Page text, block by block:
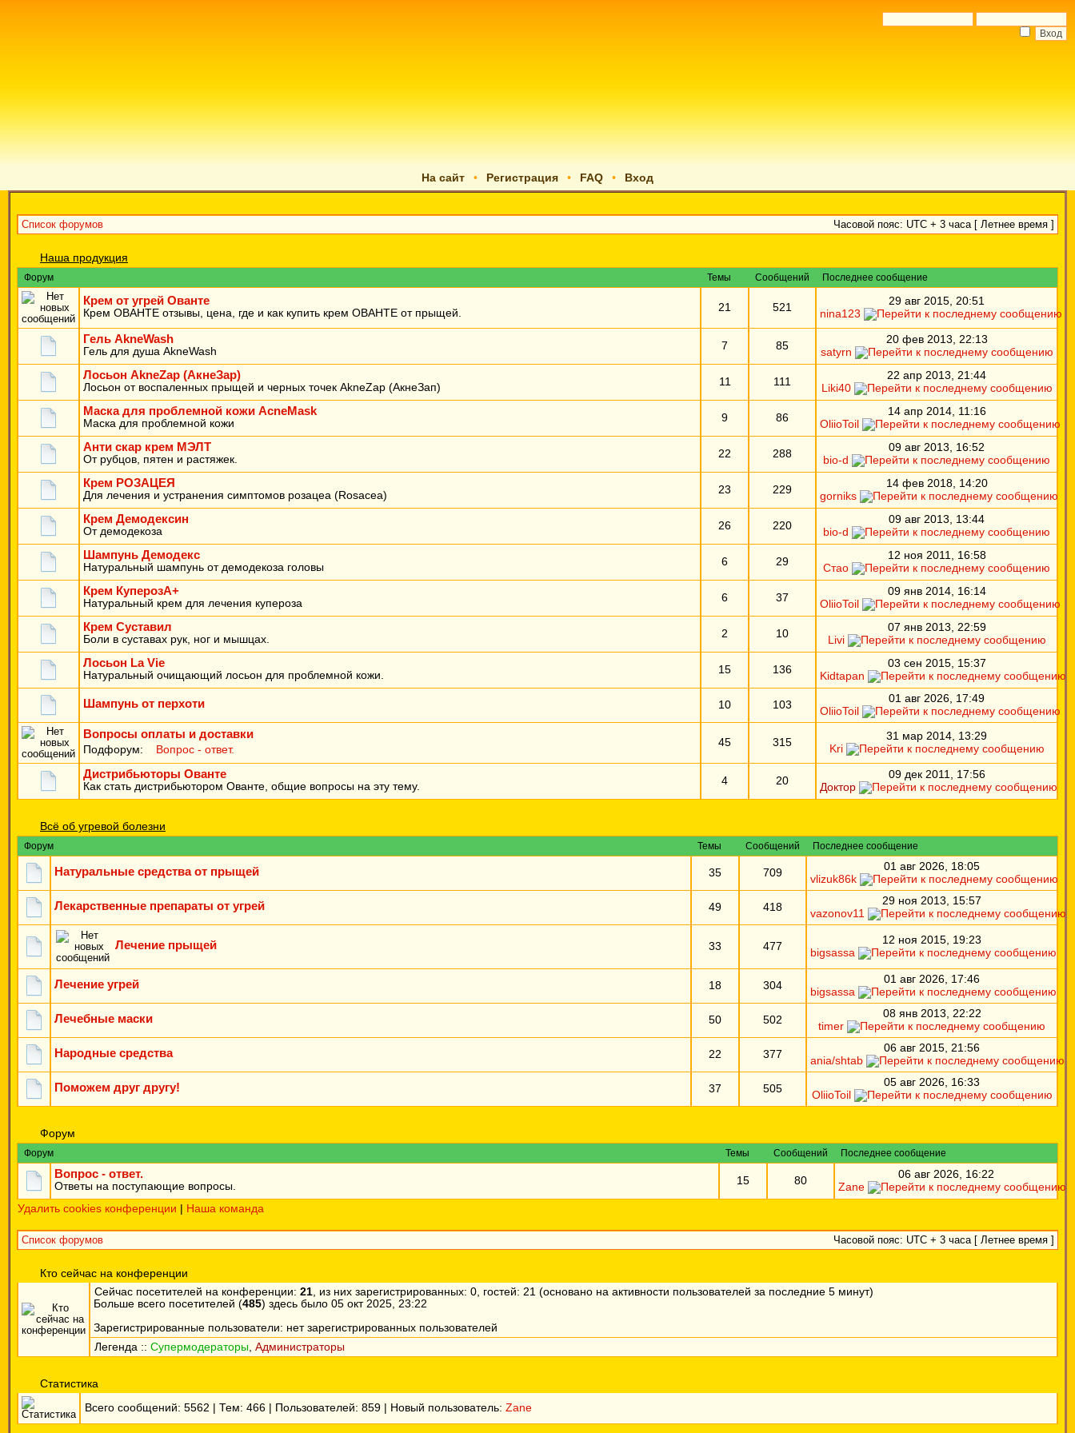
На сайт • Регистрация • FAQ • Вход
Список форумов Часовой пояс: UTC + 3 часа [ Летнее время ]
Наша продукция
Форум Темы Сообщений Последнее сообщение
Крем от угрей Ованте
Крем ОВАНТЕ отзывы, цена, где и как купить крем ОВАНТЕ от прыщей. 21 521
29 авг 2015, 20:51
nina123
Гель AkneWash
Гель для душа AkneWash 7 85
20 фев 2013, 22:13
satyrn
Лосьон AkneZap (АкнеЗар)
Лосьон от воспаленных прыщей и черных точек AkneZap (АкнеЗап) 11 111
22 апр 2013, 21:44
Liki40
Маска для проблемной кожи AcneMask
Маска для проблемной кожи 9 86
14 апр 2014, 11:16
OliioToil
Анти скар крем МЭЛТ
От рубцов, пятен и растяжек. 22 288
09 авг 2013, 16:52
bio-d
Крем РОЗАЦЕЯ
Для лечения и устранения симптомов розацеа (Rosacea) 23 229
14 фев 2018, 14:20
gorniks
Крем Демодексин
От демодекоза 26 220
09 авг 2013, 13:44
bio-d
Шампунь Демодекс
Натуральный шампунь от демодекоза головы 6 29
12 ноя 2011, 16:58
Стао
Крем КуперозА+
Натуральный крем для лечения купероза 6 37
09 янв 2014, 16:14
OliioToil
Крем Суставил
Боли в суставах рук, ног и мышцах. 2 10
07 янв 2013, 22:59
Livi
Лосьон La Vie
Натуральный очищающий лосьон для проблемной кожи. 15 136
03 сен 2015, 15:37
Kidtapan
Шампунь от перхоти 10 103
01 авг 2026, 17:49
OliioToil
Вопросы оплаты и доставки
Подфорум: Вопрос - ответ.
45 315
31 мар 2014, 13:29
Kri
Дистрибьюторы Ованте
Как стать дистрибьютором Ованте, общие вопросы на эту тему. 4 20
09 дек 2011, 17:56
Доктор
Всё об угревой болезни
Форум Темы Сообщений Последнее сообщение
Натуральные средства от прыщей 35 709
01 авг 2026, 18:05
vlizuk86k
Лекарственные препараты от угрей 49 418
29 ноя 2013, 15:57
vazonov11
Лечение прыщей 33 477
12 ноя 2015, 19:23
bigsassa
Лечение угрей 18 304
01 авг 2026, 17:46
bigsassa
Лечебные маски 50 502
08 янв 2013, 22:22
timer
Народные средства 22 377
06 авг 2015, 21:56
ania/shtab
Поможем друг другу! 37 505
05 авг 2026, 16:33
OliioToil
Форум
Форум Темы Сообщений Последнее сообщение
Вопрос - ответ.
Ответы на поступающие вопросы. 15 80
06 авг 2026, 16:22
Zane
Удалить cookies конференции
Наша команда
Список форумов Часовой пояс: UTC + 3 часа [ Летнее время ]
Кто сейчас на конференции
Сейчас посетителей на конференции: 21, из них зарегистрированных: 0, гостей: 21 (основано на активности пользователей за последние 5 минут)
Больше всего посетителей (485) здесь было 05 окт 2025, 23:22
Зарегистрированные пользователи: нет зарегистрированных пользователей
Легенда :: Супермодераторы, Администраторы
Статистика
Всего сообщений: 5562 | Тем: 466 | Пользователей: 859 | Новый пользователь: Zane